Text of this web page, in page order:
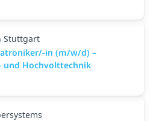
Stuttgart
in (m/w/d) –
und Hochvolttechnik